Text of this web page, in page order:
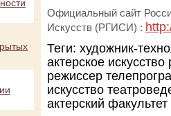
Официальный сайт
Искусств (РГИСИ) :
Теги: художник-
актерское искусство
режиссер
искусство
актерский факультет